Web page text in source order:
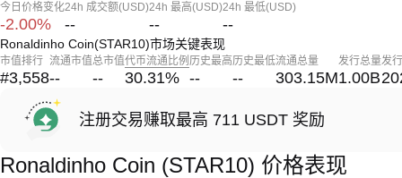
今日价格变化
-2.00%
24h 成交额(USD)
--
24h 最高(USD)
--
24h 最低(USD)
--
Ronaldinho Coin(STAR10)市场关键表现
市值排行
#3,558
流通市值
--
总市值
--
代币流通比例
30.31%
历史最高
--
历史最低
--
流通总量
303.15M
发行总量
1.00B
发
注册交易赚取最高 711 USDT 奖励
Ronaldinho Coin (STAR10) 价格表现